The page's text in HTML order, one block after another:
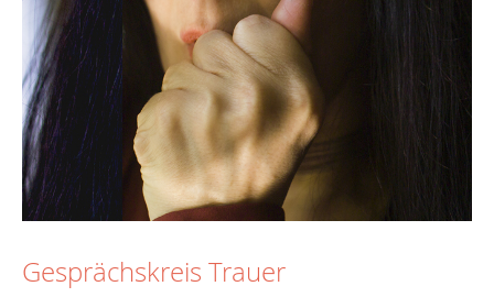
Gesprächskreis Trauer